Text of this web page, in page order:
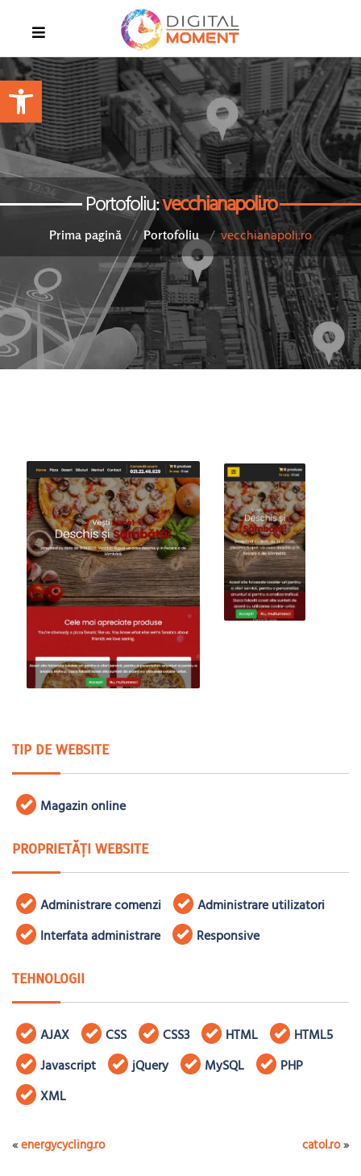
Portofoliu:vecchianapoli.ro
Prima pagină Portofoliu vecchianapoli.ro
TIP DE WEBSITE
Magazin online
PROPRIETĂȚI WEBSITE
Administrare comenzi
Administrare utilizatori
Interfata administrare
Responsive
TEHNOLOGII
AJAX CSS CSS3 HTML
HTML5
Javascript
jQuery MySQL
PHP
XML
«energycycling.ro catol.ro»
Open toolbar